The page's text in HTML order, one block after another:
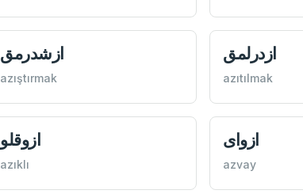
ازشدرمق
azıştırmak
ازدرلمق
azıtılmak
ازوقلو
azıklı
ازوای
azvay